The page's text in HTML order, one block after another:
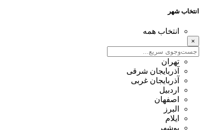
انتخاب شهر
انتخاب همه
تهران
آذربایجان شرقی
آذربایجان غربی
اردبیل
اصفهان
البرز
ایلام
بوشهر